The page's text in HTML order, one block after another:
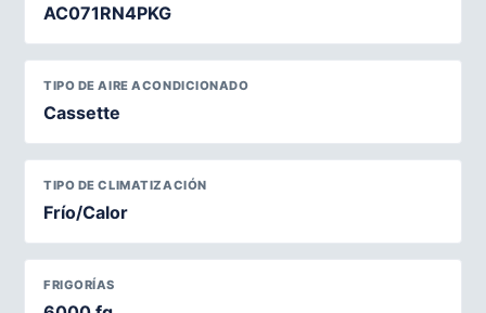
AC071RN4PKG
TIPO DE AIRE ACONDICIONADO
Cassette
TIPO DE CLIMATIZACIÓN
Frío/Calor
FRIGORÍAS